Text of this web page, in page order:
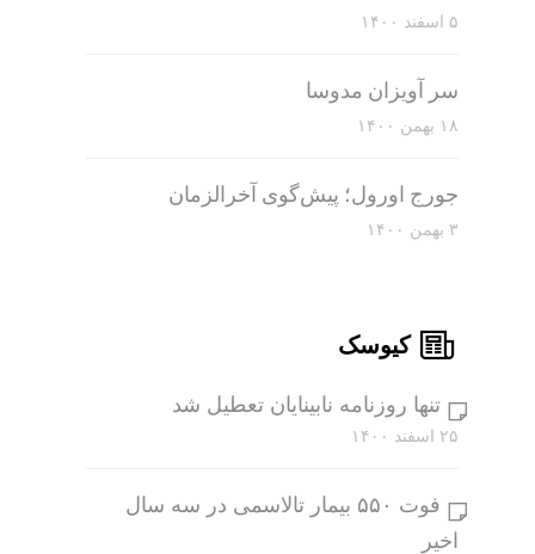
۵ اسفند ۱۴۰۰
سر آویزان مدوسا
۱۸ بهمن ۱۴۰۰
جورج اورول؛ پیش‌گوی آخرالزمان
۳ بهمن ۱۴۰۰
کیوسک
تنها روزنامه نابینایان تعطیل شد
۲۵ اسفند ۱۴۰۰
فوت ۵۵۰ بیمار تالاسمی در سه سال
اخیر